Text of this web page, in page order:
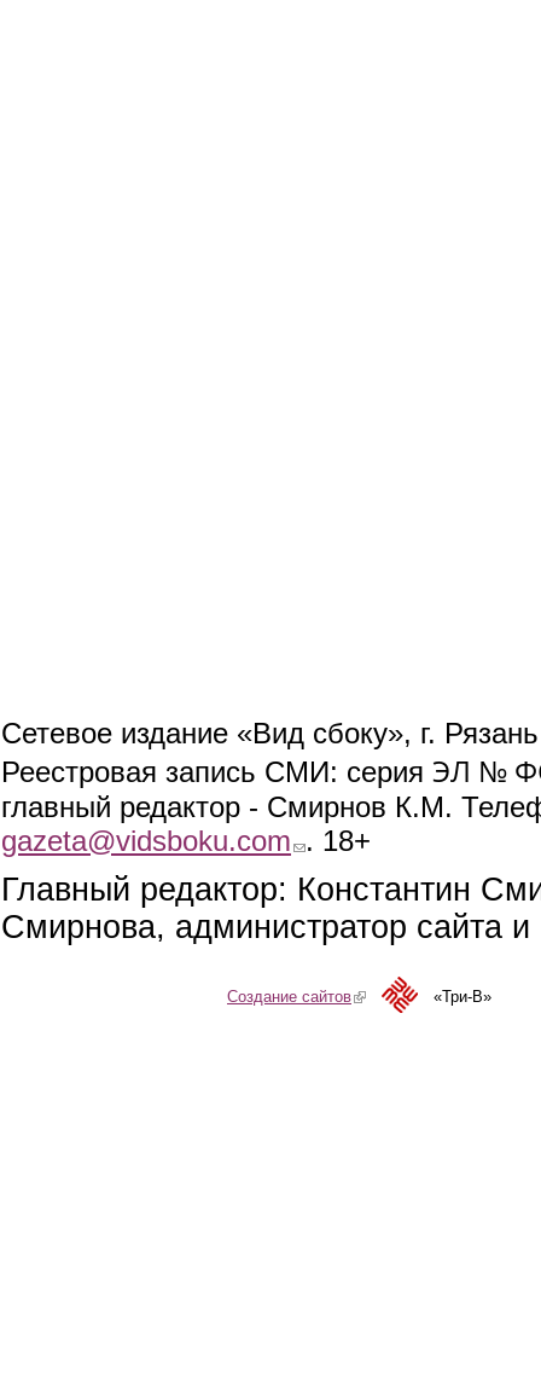
Сетевое издание «Вид сбоку», г.
Реестровая запись СМИ: серия ЭЛ №
главный редактор - Смирнов К.М.
gazeta@vidsboku.com (link sends e-mail)
. 18+
Главный редактор: Константин
Смирнова, администратор сайта
Создание сайтов(link is external)«Три-В»